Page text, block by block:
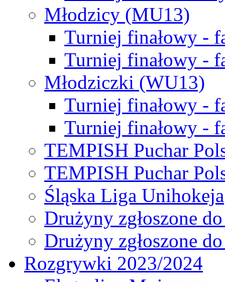
Młodzicy (MU13)
Turniej finałowy -
Turniej finałowy -
Młodziczki (WU13)
Turniej finałowy -
Turniej finałowy -
TEMPISH Puchar
TEMPISH Puchar
Śląska Liga Unihokeja
Drużyny zgłoszone
Drużyny zgłoszone
Rozgrywki 2023/2024